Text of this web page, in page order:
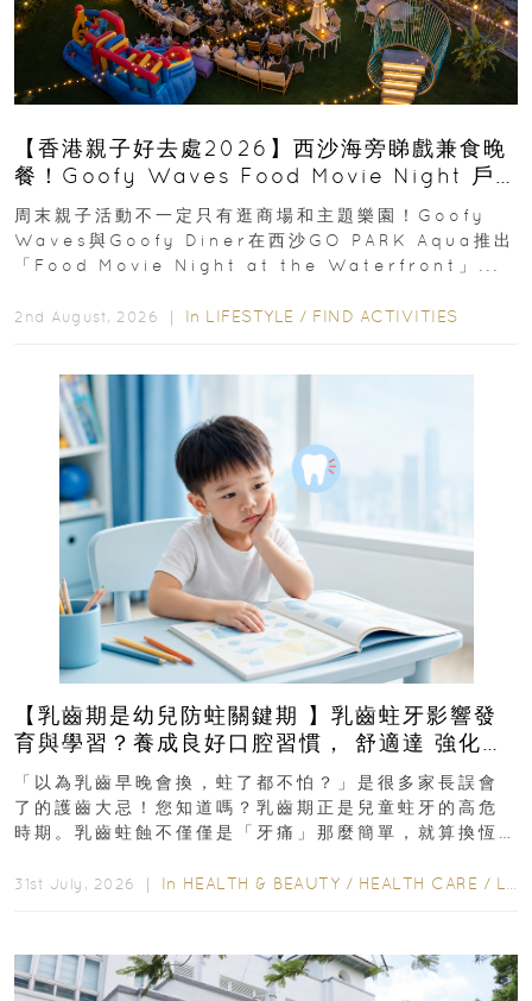
【香港親子好去處2026】西沙海旁睇戲兼食晚
餐！Goofy Waves Food Movie Night 戶
外影院逢週末登場
周末親子活動不一定只有逛商場和主題樂園！Goofy
Waves與Goofy Diner在西沙GO PARK Aqua推出
「Food Movie Night at the Waterfront」...
2nd August, 2026 ｜ In LIFESTYLE / FIND ACTIVITIES
【乳齒期是幼兒防蛀關鍵期 】乳齒蛀牙影響發
育與學習？養成良好口腔習慣， 舒適達 強化琺
瑯質 兒童牙膏防護指南
「以為乳齒早晚會換，蛀了都不怕？」是很多家長誤會
了的護齒大忌！您知道嗎？乳齒期正是兒童蛀牙的高危
時期。乳齒蛀蝕不僅僅是「牙痛」那麼簡單，就算換恆
31st July, 2026 ｜ In HEALTH & BEAUTY / HEALTH CARE / LIFESTYLE